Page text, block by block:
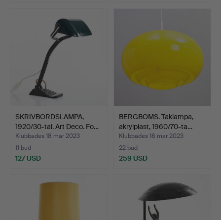
SKRIVBORDSLAMPA,
1920/30-tal. Art Deco. Fo…
Klubbades 18 mar 2023
11 bud
127 USD
BERGBOMS. Taklampa,
akrylplast, 1960/70-ta…
Klubbades 18 mar 2023
22 bud
259 USD